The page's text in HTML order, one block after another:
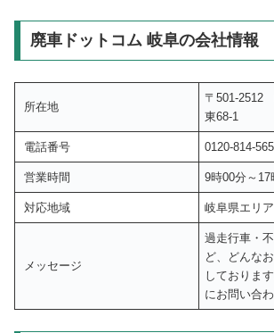
廃車ドットコム 岐阜の会社情報
所在地
〒501-2512
東68-1
電話番号 0120-814-565
営業時間 9時00分～17
対応地域 岐阜県エリア
メッセージ
過走行車・
ど、どんな
しておりま
にお問い合